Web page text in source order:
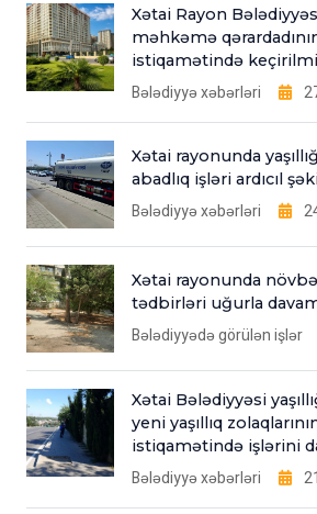
Xətai Rayon
məhkəmə
istiqamətində
tədbirlər
Bələdiyyə xəbərləri
Xətai rayonunda
abadlıq işləri ardıcıl
Bələdiyyə xəbərləri
Xətai rayonunda
tədbirləri uğurla
Bələdiyyədə görülən işlər
Xətai Bələdiyyəsi
yeni yaşıllıq
istiqamətində işlərini
Bələdiyyə xəbərləri